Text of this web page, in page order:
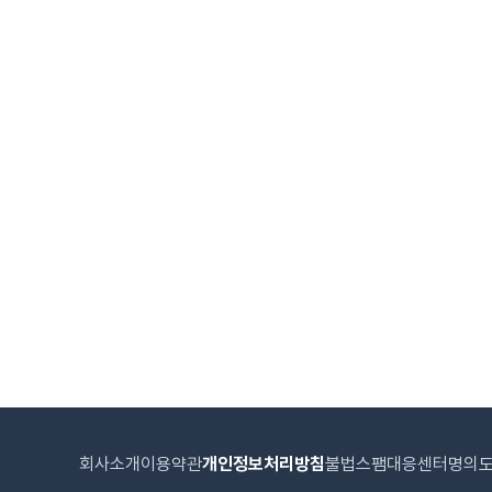
회사소개 이용약관개인정보처리방침불법스팸대응센터 명의